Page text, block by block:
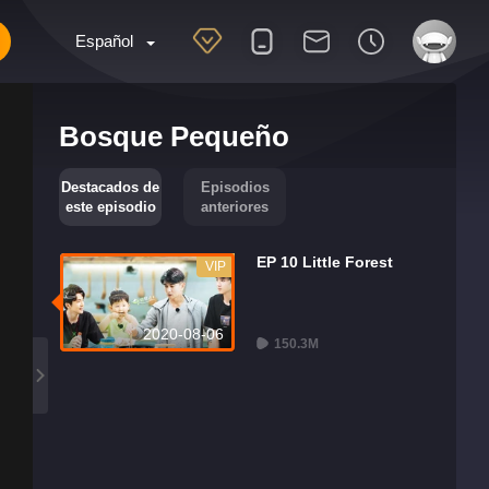
Español
Bosque Pequeño
Destacados de
este episodio
Episodios
anteriores
2020-08-06
VIP EP 10 Little Forest
150.3M